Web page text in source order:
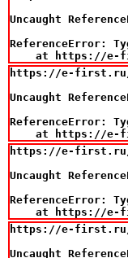
Uncaught
ReferenceError:
at https://e-
https://e-first.ru/
Uncaught
ReferenceError:
at https://e-
https://e-first.ru/
Uncaught
ReferenceError:
at https://e-
https://e-first.ru/
Uncaught